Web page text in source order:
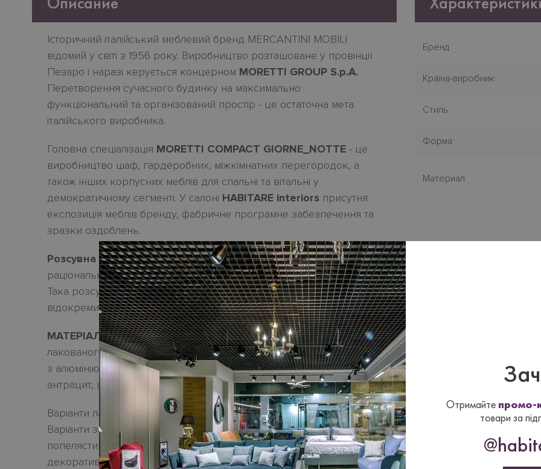
Отримайте промо-
товари за
Історичний італійський меблевий бренд MERCANTINI MOBILI
відомий у світі з 1956 року. Виробництво розташоване у провінції
Пезаро і наразі керується концерном MORETTI GROUP S.p.A.
Перетворення сучасного будинку на максимально
функціональний та організований простір - це остаточна мета
італійського виробника.
Головна спеціалізація MORETTI COMPACT GIORNE_NOTTE- це
виробництво шаф, гардеробних, міжкімнатних перегородок, а
також інших корпусних меблів для спальні та вітальні у
демократичному сегменті. У салоні HABITARE interiorsприсутня
експозиція меблів бренду, фабричне програмне забезпечення та
зразки оздоблень.
Розсувна скляна перегородка PARETEв квартирі - це
раціональне рішення, завдяки якому можливо зонувати простір.
Така розсувна стіна використовується у випадку, коли необхідно
відокремити гардеробну від спальні або кухню від вітальні.
МАТЕРІАЛИ.Усі панеліPARETEз колекціїOMNIAвиробляються з
лакованого МДФ або загартованого скла. Несучі металеві стійки -
з алюмінію у порошковому фарбуванні. Можливі кольори -
антрацит, шампань або білий.
Варіанти лакованого МДФ у матовій або суперматовій обробці.
Варіанти загартованого скла завтошки 0,4 см - прозоре с
попелястим або бронзовим відтінком, дзеркальне, армоване або
декоративне.
Бренд
Країна-виробник
Стиль
Форма
Материал